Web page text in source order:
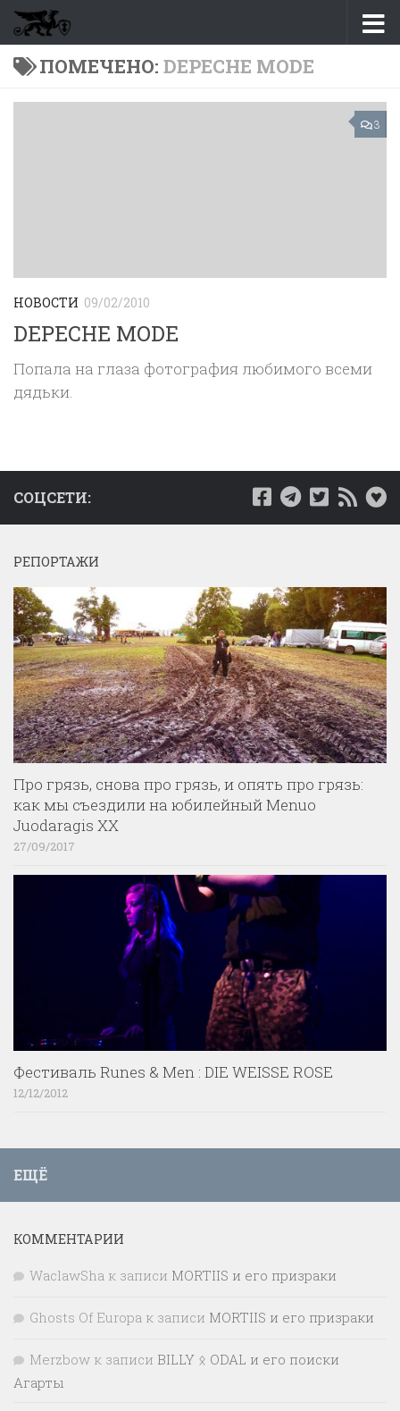
Перейти к содержимому
ПОМЕЧЕНО: DEPECHE MODE
3
НОВОСТИ 09/02/2010
DEPECHE MODE
Попала на глаза фотография любимого всеми
дядьки.
СОЦСЕТИ:
РЕПОРТАЖИ
Про грязь, снова про грязь, и опять про грязь:
как мы съездили на юбилейный Menuo
Juodaragis XX
27/09/2017
Фестиваль Runes & Men : DIE WEISSE ROSE
12/12/2012
ЕЩЁ
КОММЕНТАРИИ
WaclawSha к записи MORTIIS и его призраки
Ghosts Of Europa к записи MORTIIS и его призраки
Merzbow к записи BILLY ᛟ ODAL и его поиски
Агарты